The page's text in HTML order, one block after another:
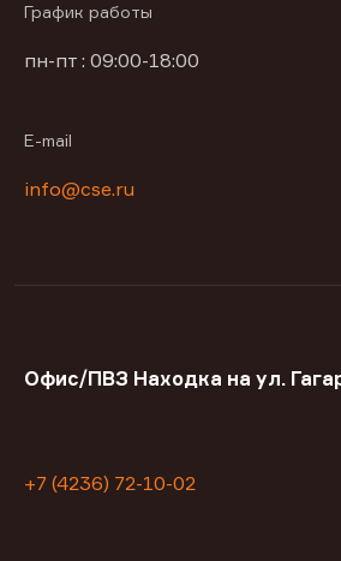
График работы
пн-пт : 09:00-18:00
E-mail
info@cse.ru
Офис/ПВЗ Находка на ул.
+7 (4236) 72-10-02